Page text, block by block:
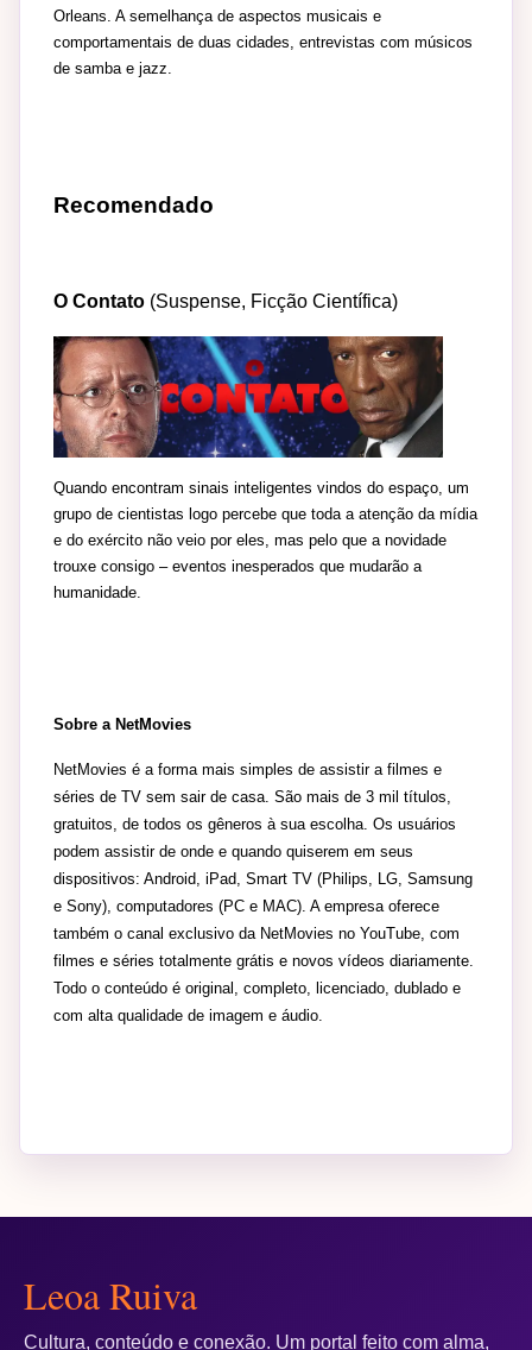
Orleans. A semelhança de aspectos musicais e
comportamentais de duas cidades, entrevistas com músicos
de samba e jazz.
Recomendado
O Contato (Suspense, Ficção Científica)
Quando encontram sinais inteligentes vindos do espaço, um
grupo de cientistas logo percebe que toda a atenção da mídia
e do exército não veio por eles, mas pelo que a novidade
trouxe consigo – eventos inesperados que mudarão a
humanidade.
Sobre a NetMovies
NetMovies é a forma mais simples de assistir a filmes e
séries de TV sem sair de casa. São mais de 3 mil títulos,
gratuitos, de todos os gêneros à sua escolha. Os usuários
podem assistir de onde e quando quiserem em seus
dispositivos: Android, iPad, Smart TV (Philips, LG, Samsung
e Sony), computadores (PC e MAC). A empresa oferece
também o canal exclusivo da NetMovies no YouTube, com
filmes e séries totalmente grátis e novos vídeos diariamente.
Todo o conteúdo é original, completo, licenciado, dublado e
com alta qualidade de imagem e áudio.
Leoa Ruiva
Cultura, conteúdo e conexão. Um portal feito com alma,